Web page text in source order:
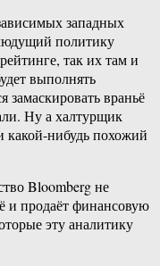
западных
политику
так их там и
выполнять
замаскировать враньё
Ну а халтурщик
какой-нибудь похожий
Bloomberg не
и продаёт финансовую
эту аналитику